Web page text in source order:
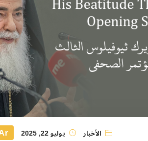
الأخبار يوليو 22, 2025